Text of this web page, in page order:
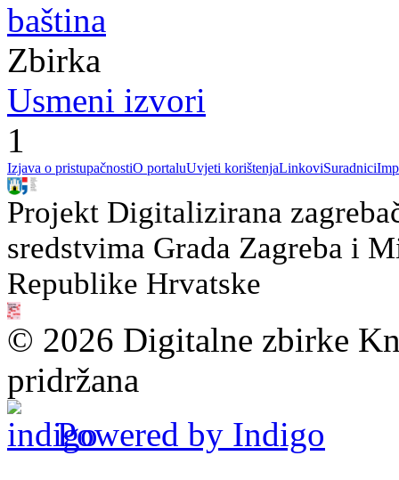
baština
Zbirka
Usmeni izvori
1
Izjava o pristupačnostiO portaluUvjeti korištenjaLinkoviSuradnici
Projekt Digitalizirana
sredstvima Grada Zagreba i
Republike Hrvatske
© 2026 Digitalne zbirke
pridržana
Powered by Indigo